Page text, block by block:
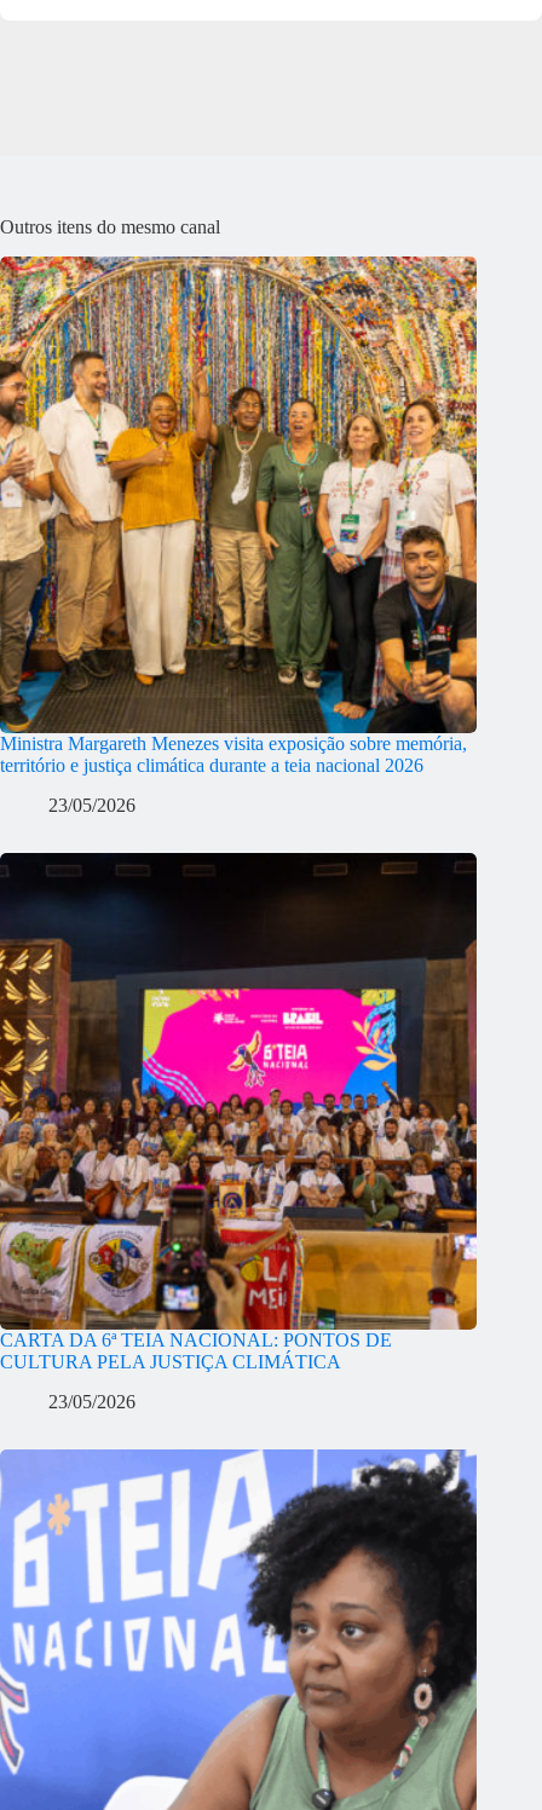
Outros itens do mesmo canal
Ministra Margareth Menezes visita exposição sobre memória,
território e justiça climática durante a teia nacional 2026
23/05/2026
CARTA DA 6ª TEIA NACIONAL: PONTOS DE
CULTURA PELA JUSTIÇA CLIMÁTICA
23/05/2026